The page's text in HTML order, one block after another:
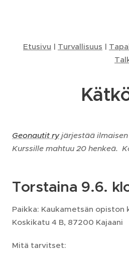
Etusivu | Turvallisuus |
Geonautit ryjärjestää
Kurssille mahtuu 20 henkeä.
Torstaina 9.6.
Paikka: Kaukametsän opiston
Koskikatu 4 B, 87200 Kajaani
Mitä tarvitset: